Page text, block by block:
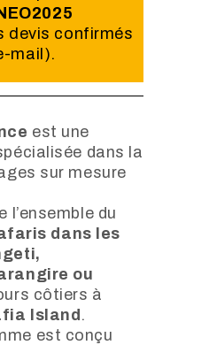
devis confirmés
mail).
est une
dans la
sur mesure
l’ensemble du
dans les
ou
côtiers à
Island.
est conçu